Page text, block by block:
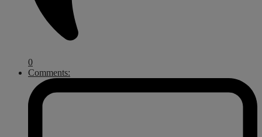
0
Comments: